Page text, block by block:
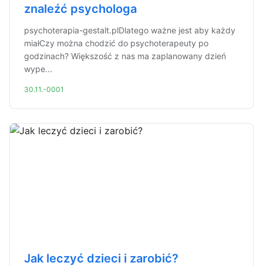
znaleźć psychologa
psychoterapia-gestalt.plDlatego ważne jest aby każdy
miałCzy można chodzić do psychoterapeuty po
godzinach? Większość z nas ma zaplanowany dzień
wype...
30.11.-0001
Jak leczyć dzieci i zarobić?